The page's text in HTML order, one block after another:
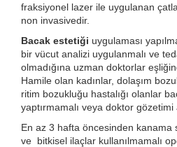
fraksiyonel lazer ile uygulanan
non invasivedir.
Bacak estetiği uygulaması
bir vücut analizi uygulanmalı ve
olmadığına uzman doktorlar
Hamile olan kadınlar, dolaşım
ritim bozukluğu hastalığı olanlar
yaptırmamalı veya doktor gözetimi
En az 3 hafta öncesinden kanama
ve bitkisel ilaçlar kullanılmamalı